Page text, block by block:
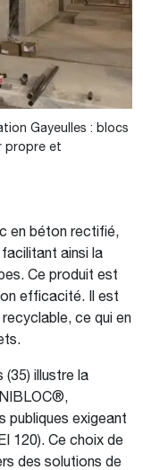
Gayeulles : blocs
propre et
en béton rectifié,
ainsi la
Ce produit est
efficacité. Il est
ce qui en
illustre la
publiques exigeant
120). Ce choix de
des solutions de